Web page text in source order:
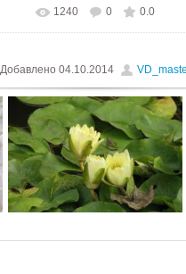
В реальном размере 1024x768
1240 0 0.0
Добавлено 04.10.2014